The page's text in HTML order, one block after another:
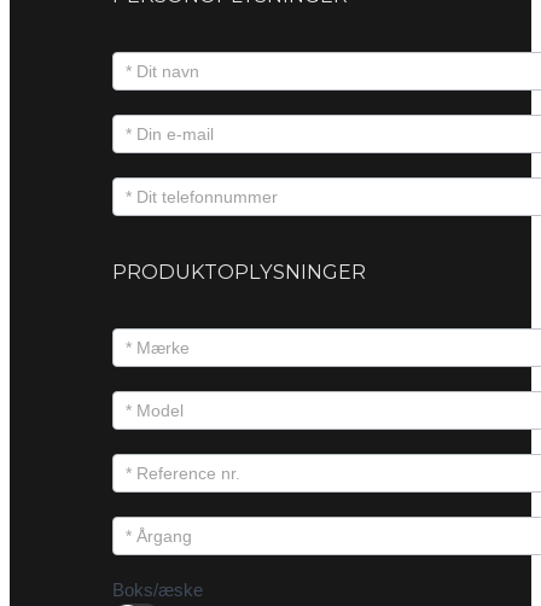
PRODUKTOPLYSNINGER
Boks/æske